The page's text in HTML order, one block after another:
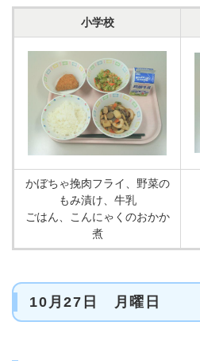
小学校
かぼちゃ挽肉フライ、野菜の
もみ漬け、牛乳
ごはん、こんにゃくのおかか
煮
10月27日 月曜日